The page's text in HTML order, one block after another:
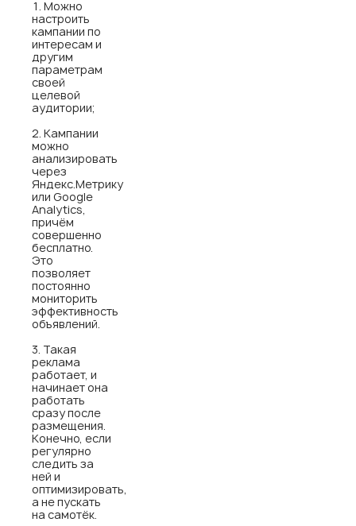
Можно
настроить
кампании по
интересам и
другим
параметрам
своей
целевой
аудитории;
Кампании
можно
анализировать
через
Яндекс.Метрику
или Google
Analytics,
причём
совершенно
бесплатно.
Это
позволяет
постоянно
мониторить
эффективность
объявлений.
Такая
реклама
работает, и
начинает она
работать
сразу после
размещения.
Конечно, если
регулярно
следить за
ней и
оптимизировать,
а не пускать
на самотёк.